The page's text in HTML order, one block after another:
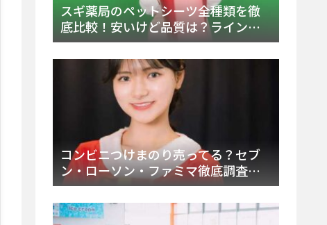
スギ薬局のペットシーツ全種類を徹
底比較！安いけど品質は？ラインナ
ップと販売店（Amazon・楽天含む）
をチェック
コンビニつけまのり売ってる？セブ
ン・ローソン・ファミマ徹底調査！
ドンキや薬局、Amazon楽天で買う方
法まとめ